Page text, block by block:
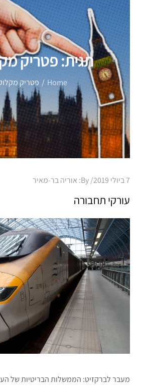
תגית:פטריק
Home פטריק
Posted
7 ביולי 2019 By: אוריה בר-מאיר
עורקי תחבורה
מעבר לברקזיט: הממשלות הבריטיות של